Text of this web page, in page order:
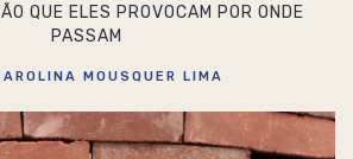
QUE ELES PROVOCAM POR ONDE
PASSAM
MOUSQUER LIMA